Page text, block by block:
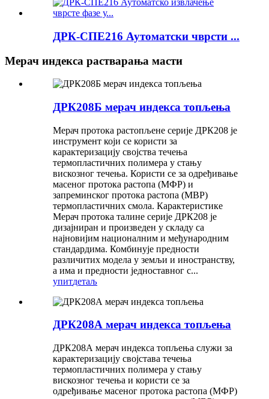
ДРК-СПЕ216 Аутоматски чврсти ...
Мерач индекса растварања масти
ДРК208Б мерач индекса топљења
Мерач протока растопљене серије ДРК208 је
инструмент који се користи за
карактеризацију својства течења
термопластичних полимера у стању
вискозног течења. Користи се за одређивање
масеног протока растопа (МФР) и
запреминског протока растопа (МВР)
термопластичних смола. Карактеристике
Мерач протока талине серије ДРК208 је
дизајниран и произведен у складу са
најновијим националним и међународним
стандардима. Комбинује предности
различитих модела у земљи и иностранству,
а има и предности једноставног с...
упитдетаљ
ДРК208А мерач индекса топљења
ДРК208А мерач индекса топљења служи за
карактеризацију својстава течења
термопластичних полимера у стању
вискозног течења и користи се за
одређивање масеног протока растопа (МФР)